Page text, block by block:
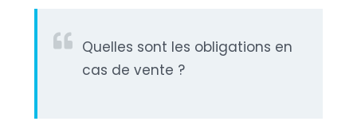
Quelles sont les obligations en
cas de vente ?